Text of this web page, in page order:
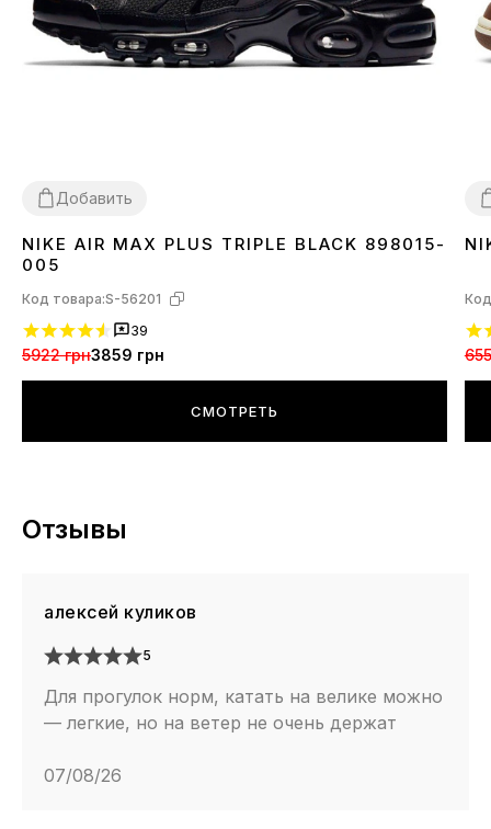
Добавить
3637 38 39 404142 434445
NIKE AIR MAX PLUS TRIPLE BLACK 898015-
005
Код товара:S-56201
39
5922 грн3859 грн
СМОТРЕТЬ
Отзывы
алексей куликов
5
Для прогулок норм, катать на велике можно
— легкие, но на ветер не очень держат
07/08/26